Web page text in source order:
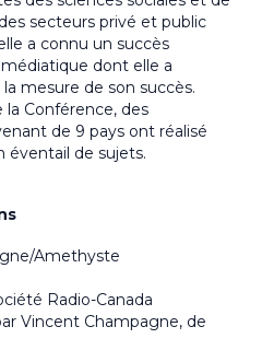
secteurs privé et public
a connu un succès
dont elle a
mesure de son succès.
Conférence, des
de 9 pays ont réalisé
éventail de sujets.
Radio-Canada
Vincent Champagne, de